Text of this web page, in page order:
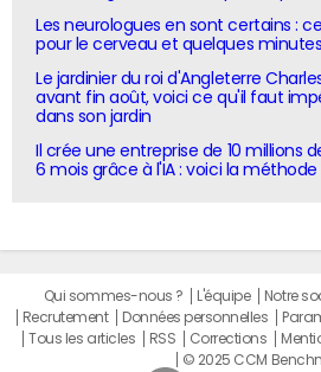
Les neurologues en sont certains :
pour le cerveau et quelques
Le jardinier du roi d'Angleterre
avant fin août, voici ce qu'il faut
dans son jardin
Il crée une entreprise de 10 millions
6 mois grâce à l'IA : voici la méthode
Qui sommes-nous ? L'équipe Notre
Recrutement
Données personnelles
Tous les articles
RSS Corrections
© 2025 CCM